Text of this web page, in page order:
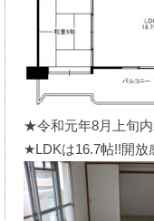
★令和元年8月上旬
★LDKは16.7帖!!開放